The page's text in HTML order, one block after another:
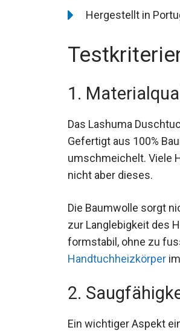
Hergestellt in
1.
Das Lashuma
Gefertigt aus 100%
umschmeichelt. Viele
nicht aber dieses.
Die Baumwolle sorgt
zur Langlebigkeit des
formstabil, ohne zu
Handtuchheizkörper
2.
Ein wichtiger Aspekt